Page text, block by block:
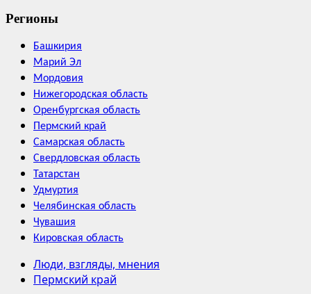
Регионы
Башкирия
Марий Эл
Мордовия
Нижегородская область
Оренбургская область
Пермский край
Самарская область
Свердловская область
Татарстан
Удмуртия
Челябинская область
Чувашия
Кировская область
Люди, взгляды, мнения
Пермский край